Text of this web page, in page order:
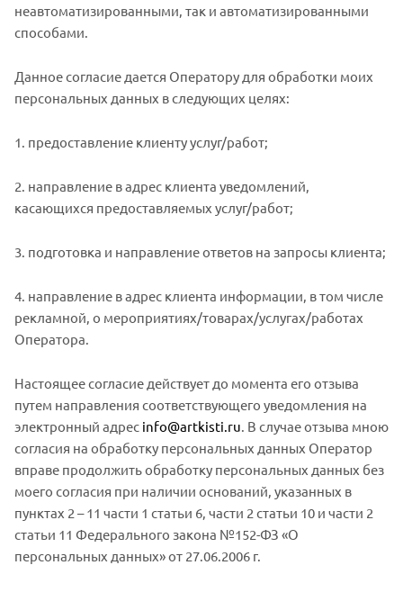
неавтоматизированными, так и автоматизированными
способами.
Данное согласие дается Оператору для обработки моих
персональных данных в следующих целях:
1. предоставление клиенту услуг/работ;
2. направление в адрес клиента уведомлений,
касающихся предоставляемых услуг/работ;
3. подготовка и направление ответов на запросы клиента;
4. направление в адрес клиента информации, в том числе
рекламной, о мероприятиях/товарах/услугах/работах
Оператора.
Настоящее согласие действует до момента его отзыва
путем направления соответствующего уведомления на
электронный адрес info@artkisti.ru . В случае отзыва мною
согласия на обработку персональных данных Оператор
вправе продолжить обработку персональных данных без
моего согласия при наличии оснований, указанных в
пунктах 2 – 11 части 1 статьи 6, части 2 статьи 10 и части 2
статьи 11 Федерального закона №152-ФЗ «О
персональных данных» от 27.06.2006 г.